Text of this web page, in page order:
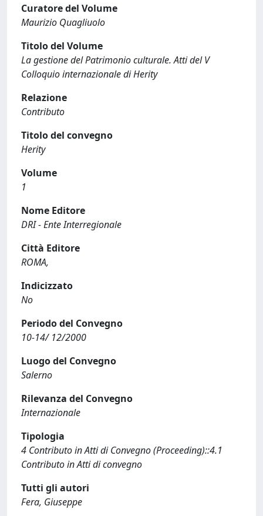
Curatore del Volume
Maurizio Quagliuolo
Titolo del Volume
La gestione del Patrimonio culturale. Atti del V
Colloquio internazionale di Herity
Relazione
Contributo
Titolo del convegno
Herity
Volume
1
Nome Editore
DRI - Ente Interregionale
Città Editore
ROMA,
Indicizzato
No
Periodo del Convegno
10-14/ 12/2000
Luogo del Convegno
Salerno
Rilevanza del Convegno
Internazionale
Tipologia
4 Contributo in Atti di Convegno (Proceeding)::4.1
Contributo in Atti di convegno
Tutti gli autori
Fera, Giuseppe